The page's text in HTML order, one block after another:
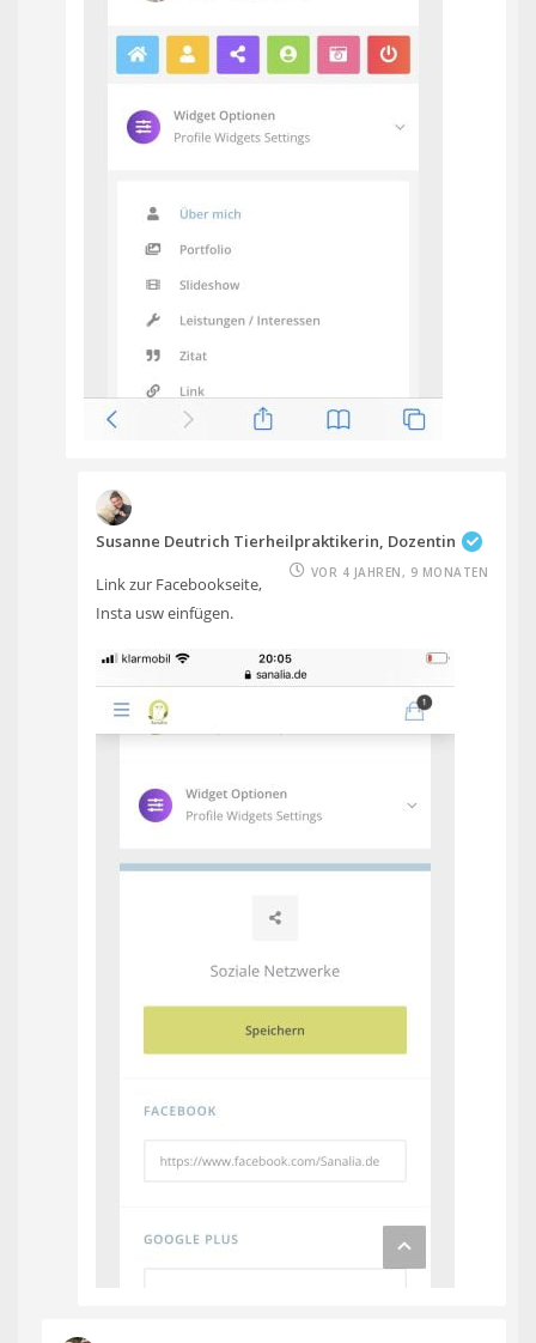
Susanne Deutrich Tierheilpraktikerin, Dozentin
VOR 4 JAHREN, 9 MONATEN
Link zur Facebookseite,
Insta usw einfügen.